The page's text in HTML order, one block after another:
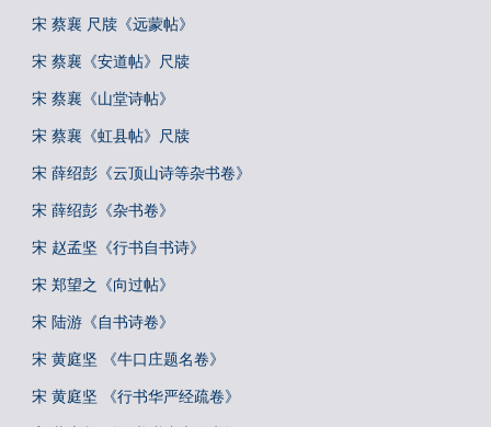
宋 蔡襄 尺牍《远蒙帖》
宋 蔡襄《安道帖》尺牍
宋 蔡襄《山堂诗帖》
宋 蔡襄《虹县帖》尺牍
宋 薛绍彭《云顶山诗等杂书卷》
宋 薛绍彭《杂书卷》
宋 赵孟坚《行书自书诗》
宋 郑望之《向过帖》
宋 陆游《自书诗卷》
宋 黄庭坚 《牛口庄题名卷》
宋 黄庭坚 《行书华严经疏卷》